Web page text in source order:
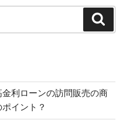
ジ
利ローンの訪問販売の商
イント？